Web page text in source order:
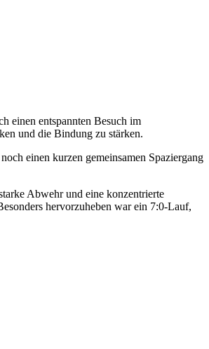
einen entspannten Besuch im
und die Bindung zu stärken.
einen kurzen gemeinsamen Spaziergang
Abwehr und eine konzentrierte
hervorzuheben war ein 7:0-Lauf,